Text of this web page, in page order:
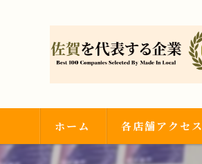
ホーム 各店舗アクセス